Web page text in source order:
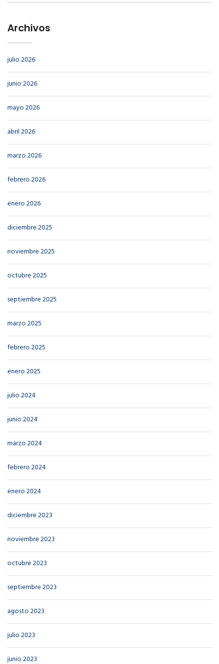
Archivos
julio 2026
junio 2026
mayo 2026
abril 2026
marzo 2026
febrero 2026
enero 2026
diciembre 2025
noviembre 2025
octubre 2025
septiembre 2025
marzo 2025
febrero 2025
enero 2025
julio 2024
junio 2024
marzo 2024
febrero 2024
enero 2024
diciembre 2023
noviembre 2023
octubre 2023
septiembre 2023
agosto 2023
julio 2023
junio 2023